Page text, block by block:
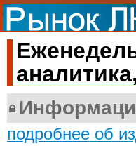
подробнее об